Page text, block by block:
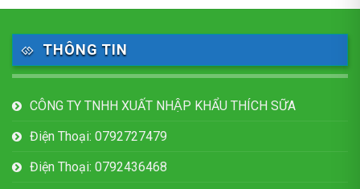
THÔNG TIN
CÔNG TY TNHH XUẤT NHẬP KHẨU THÍCH SỮA
Điện Thoại: 0792727479
Điện Thoại: 0792436468